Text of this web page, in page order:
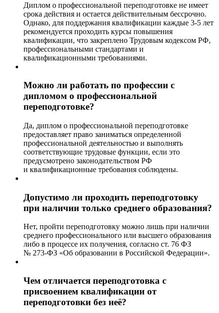
Диплом о профессиональной переподготовке не имеет
срока действия и остается действительным бессрочно.
Однако, для поддержания квалификации каждые 3-5 лет
рекомендуется проходить курсы повышения
квалификации, что закреплено Трудовым кодексом РФ,
профессиональными стандартами и
квалификационными требованиями.
Можно ли работать по профессии с
дипломом о профессиональной
переподготовке?
Да, диплом о профессиональной переподготовке
предоставляет право заниматься определенной
профессиональной деятельностью и выполнять
соответствующие трудовые функции, если это
предусмотрено законодательством РФ
и квалификационные требования соблюдены.
Допустимо ли проходить переподготовку
при наличии только среднего образования?
Нет, пройти переподготовку можно лишь при наличии
среднего профессионального или высшего образования
либо в процессе их получения, согласно ст. 76 ФЗ
№ 273-ФЗ «Об образовании в Российской Федерации».
Чем отличается переподготовка с
присвоением квалификации от
переподготовки без неё?